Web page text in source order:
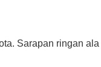
Sarapan ringan